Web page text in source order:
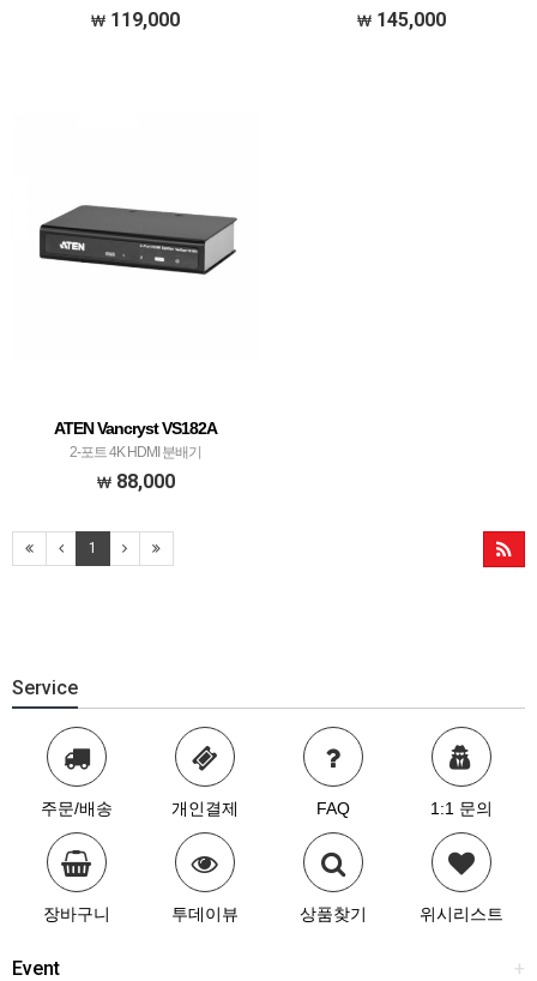
119,000 145,000
ATEN Vancryst VS182A
2-포트 4K HDMI 분배기
88,000
1
Service
주문/배송 개인결제 FAQ 1:1 문의
장바구니 투데이뷰 상품찾기 위시리스트
+
Event